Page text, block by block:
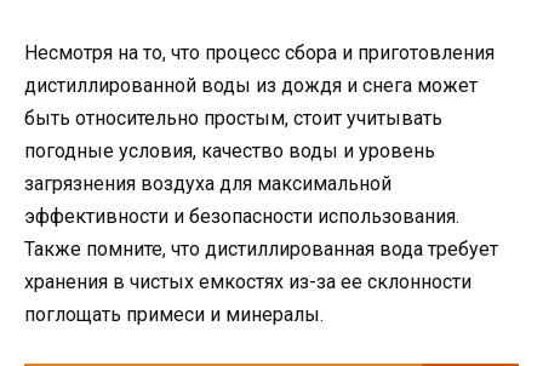
Несмотря на то, что процесс сбора и приготовления
дистиллированной воды из дождя и снега может
быть относительно простым, стоит учитывать
погодные условия, качество воды и уровень
загрязнения воздуха для максимальной
эффективности и безопасности использования.
Также помните, что дистиллированная вода требует
хранения в чистых емкостях из-за ее склонности
поглощать примеси и минералы.